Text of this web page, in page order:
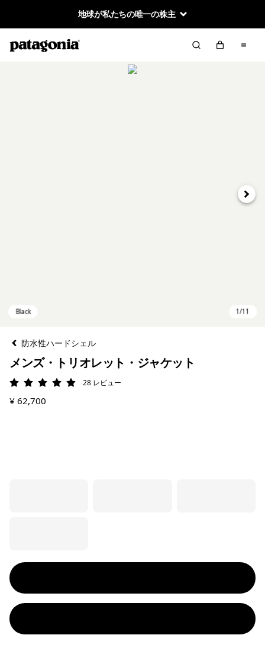
地球が私たちの唯一の株主
次へ
防水性ハードシェル
メンズ・トリオレット・ジャケット
評価: 5 / 5 28 レビュー
¥ 62,700